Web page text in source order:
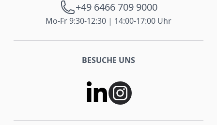
+49 6466 709 9000
Mo-Fr 9:30-12:30 | 14:00-17:00 Uhr
BESUCHE UNS